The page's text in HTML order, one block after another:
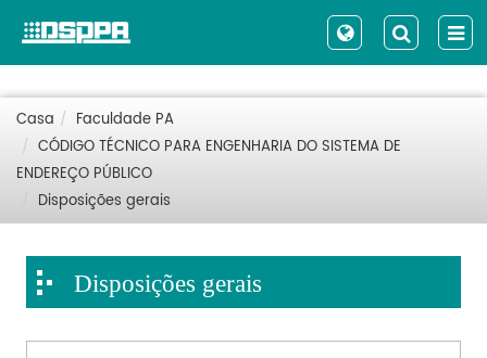
Casa
Faculdade PA
CÓDIGO TÉCNICO PARA ENGENHARIA DO SISTEMA DE
ENDEREÇO PÚBLICO
Disposições gerais
Disposições gerais